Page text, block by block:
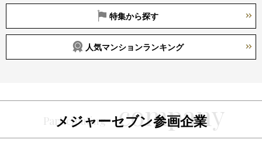
特集から探す
人気マンションランキング
メジャーセブン参画企業